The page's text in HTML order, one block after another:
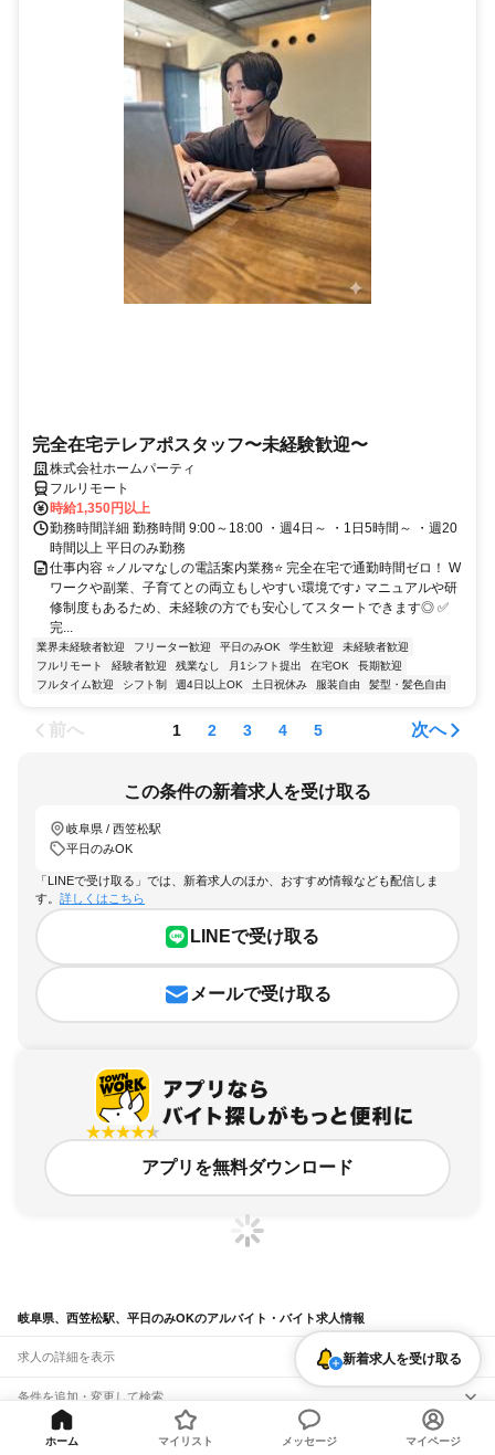
完全在宅テレアポスタッフ〜未経験歓迎〜
株式会社ホームパーティ
フルリモート
時給1,350円以上
勤務時間詳細 勤務時間 9:00～18:00 ・週4日～ ・1日5時間～ ・週20
時間以上 平日のみ勤務
仕事内容 ⭐ノルマなしの電話案内業務⭐ 完全在宅で通勤時間ゼロ！ W
ワークや副業、子育てとの両立もしやすい環境です♪ マニュアルや研
修制度もあるため、未経験の方でも安心してスタートできます◎ ✅
完...
業界未経験者歓迎 フリーター歓迎 平日のみOK 学生歓迎
未経験者歓迎
フルリモート
経験者歓迎 残業なし 月1シフト提出 在宅OK
長期歓迎
フルタイム歓迎
シフト制 週4日以上OK 土日祝休み 服装自由 髪型・髪色自由
前へ 1 2 3 4 5 次へ
この条件の新着求人を受け取る
岐阜県 / 西笠松駅
平日のみOK
「LINEで受け取る」では、新着求人のほか、おすすめ情報なども配信しま
す。 詳しくはこちら
LINEで受け取る
メールで受け取る
アプリを無料ダウンロード
岐阜県、西笠松駅、平日のみOKのアルバイト・バイト求人情報
求人の詳細を表示
条件を追加・変更して検索
市区町村を追加・変更
関連キーワード
新着求人を受け取る
ホーム マイリスト メッセージ マイページ